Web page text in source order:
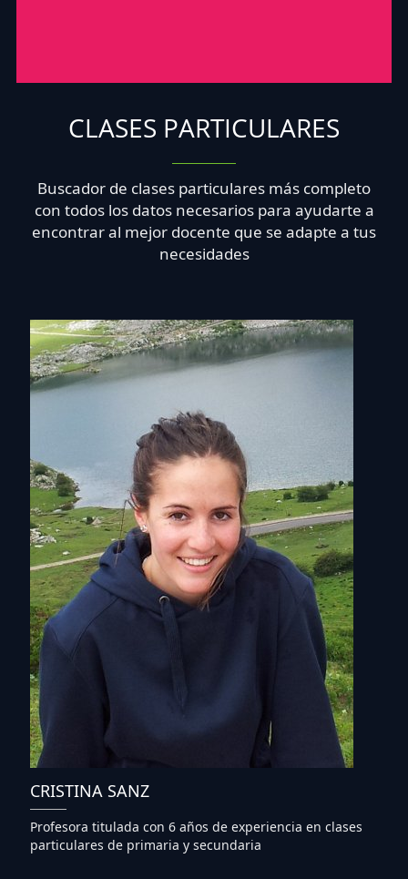
CLASES PARTICULARES
Buscador de clases particulares más completo
con todos los datos necesarios para ayudarte a
encontrar al mejor docente que se adapte a tus
necesidades
CRISTINA SANZ
Profesora titulada con 6 años de experiencia en clases
particulares de primaria y secundaria